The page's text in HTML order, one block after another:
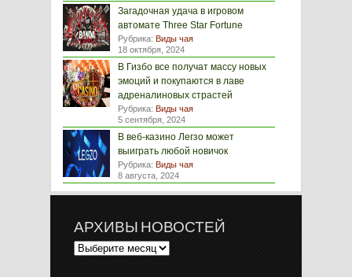
Загадочная удача в игровом
автомате Three Star Fortune
Рубрика: Виды чая
18 октября, 2024
В Гизбо все получат массу новых
эмоций и покупаются в лаве
адреналиновых страстей
Рубрика: Виды чая
5 сентября, 2024
В веб-казино Легзо может
выиграть любой новичок
Рубрика: Виды чая
8 августа, 2024
АРХИВЫ НОВОСТЕЙ